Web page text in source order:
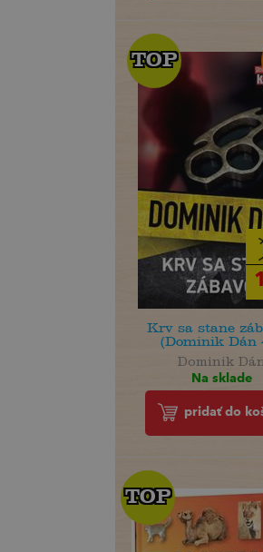
TOP
TOP
Krv sa stane
(Dominik Dán
Dominik Dán
Na sklade
pridať do
TOP
TOP